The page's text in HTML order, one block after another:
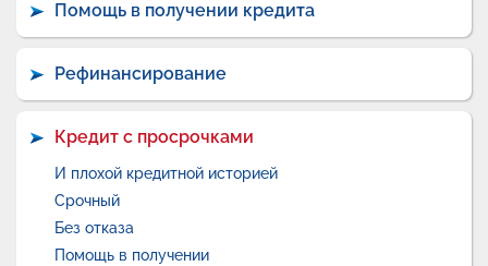
Помощь в получении кредита
Рефинансирование
Кредит с просрочками
И плохой кредитной историей
Срочный
Без отказа
Помощь в получении